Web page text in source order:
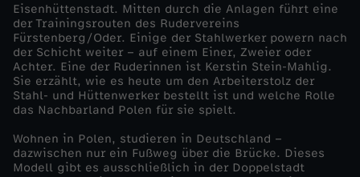
e
n
t
l
a
Eisenhüttenstadt. Mitten durch die Anlagen führt eine
der Trainingsrouten des Rudervereins
Fürstenberg/Oder. Einige der Stahlwerker powern nach
der Schicht weiter – auf einem Einer, Zweier oder
Achter. Eine der Ruderinnen ist Kerstin Stein-Mahlig.
Sie erzählt, wie es heute um den Arbeiterstolz der
Stahl- und Hüttenwerker bestellt ist und welche Rolle
das Nachbarland Polen für sie spielt.
Wohnen in Polen, studieren in Deutschland –
dazwischen nur ein Fußweg über die Brücke. Dieses
Modell gibt es ausschließlich in der Doppelstadt